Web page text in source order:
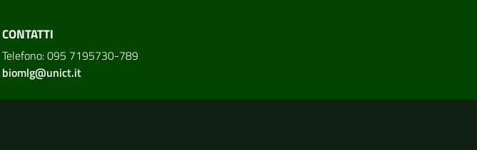
CONTATTI
Telefono: 095 7195730-789
biomlg@unict.it